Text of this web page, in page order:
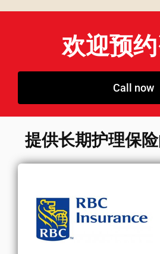
欢迎预
Call now
提供长期护理保